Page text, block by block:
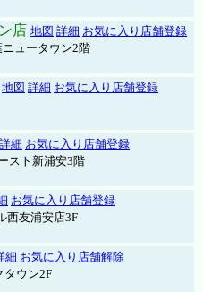
店 地図 詳細 お気に入り店舗登録
ュータウン2階
地図 詳細 お気に入り店舗登録
詳細 お気に入り店舗登録
スト新浦安3階
お気に入り店舗登録
西友浦安店3F
細 お気に入り店舗解除
タウン2F